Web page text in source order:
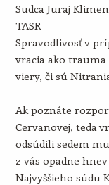
Sudca Juraj
TASR
Spravodlivosť v
vracia ako trauma
viery, či sú
Ak poznáte
Cervanovej, teda
odsúdili sedem
z vás opadne
Najvyššieho súdu